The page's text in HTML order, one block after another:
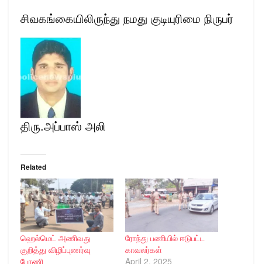
சிவகங்கையிலிருந்து நமது குடியுரிமை நிருபர்
திரு.அப்பாஸ் அலி
Related
ஹெல்மெட் அணிவது
குறித்து விழிப்புணர்வு
பேரணி
ரோந்து பணியில் ஈடுபட்ட
காவலர்கள்
April 2, 2025